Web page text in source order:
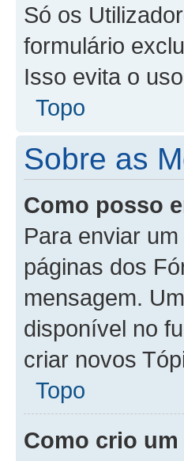
Só os
formulário
Isso evita o
Topo
Sobre as
Como posso
Para enviar
páginas dos
mensagem.
disponível no
criar novos
Topo
Como crio